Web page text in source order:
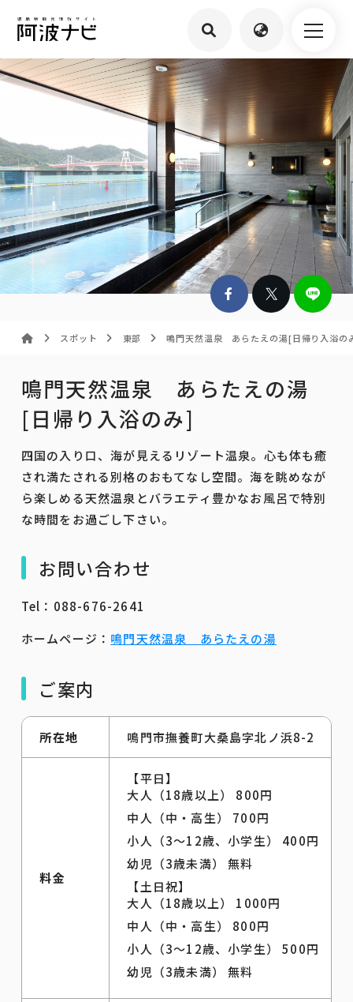
スポット 東部 鳴門天然温泉 あらたえの湯[日帰り入浴の
鳴門天然温泉 あらたえの湯
[日帰り入浴のみ]
四国の入り口、海が見えるリゾート温泉。心も体も癒
され満たされる別格のおもてなし空間。海を眺めなが
ら楽しめる天然温泉とバラエティ豊かなお風呂で特別
な時間をお過ごし下さい。
お問い合わせ
Tel：088-676-2641
ホームページ： 鳴門天然温泉 あらたえの湯
ご案内
所在地 鳴門市撫養町大桑島字北ノ浜8-2
料金
【平日】
大人（18歳以上） 800円
中人（中・高生） 700円
小人（3～12歳、小学生） 400円
幼児（3歳未満） 無料
【土日祝】
大人（18歳以上） 1000円
中人（中・高生） 800円
小人（3～12歳、小学生） 500円
幼児（3歳未満） 無料